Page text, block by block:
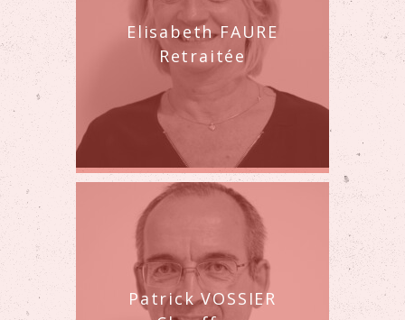
Elisabeth FAURE
Retraitée
Patrick VOSSIER